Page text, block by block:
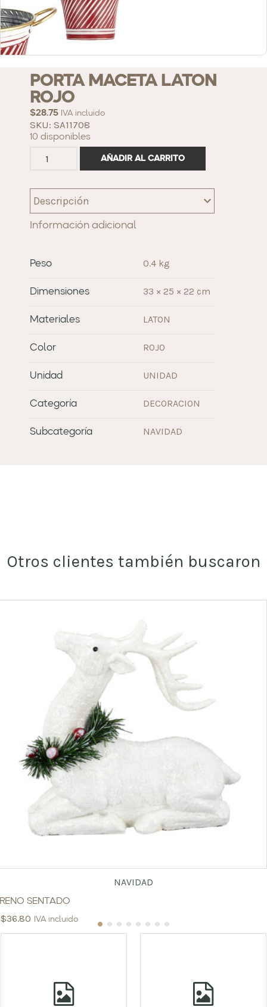
PORTA MACETA LATON
ROJO
$28.75 IVA incluido
SKU: SA11708
10 disponibles
AÑADIR AL CARRITO
Descripción
Información adicional
Peso 0.4 kg
Dimensiones 33 × 25 × 22 cm
Materiales LATON
Color ROJO
Unidad UNIDAD
Categoría DECORACION
Subcategoría NAVIDAD
Otros clientes también buscaron
NAVIDAD
RENO SENTADO
$36.80 IVA incluido